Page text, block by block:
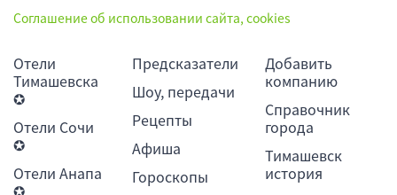
Соглашение об использовании сайта, cookies
Отели
Тимашевска
✪
Отели Сочи
✪
Отели Анапа
Предсказатели
Шоу, передачи
Рецепты
Афиша
Гороскопы
Добавить
компанию
Справочник
города
Тимашевск
история